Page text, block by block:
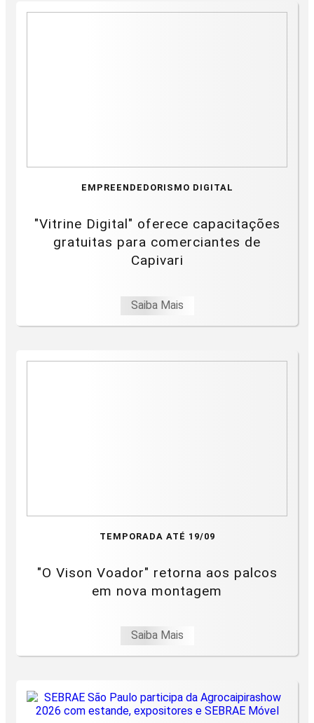
EMPREENDEDORISMO DIGITAL
"Vitrine Digital" oferece capacitações
gratuitas para comerciantes de
Capivari
Saiba Mais
TEMPORADA ATÉ 19/09
"O Vison Voador" retorna aos palcos
em nova montagem
Saiba Mais